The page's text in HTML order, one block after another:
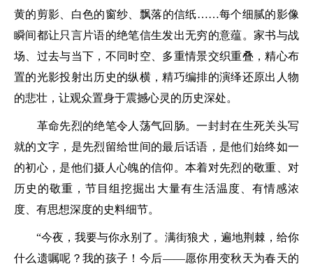
黄的剪影、白色的窗纱、飘落的信纸……每个细腻的影像
瞬间都让只言片语的绝笔信生发出无穷的意蕴。家书与战
场、过去与当下，不同时空、多重情景交织重叠，精心布
置的光影投射出历史的纵横，精巧编排的演绎还原出人物
的悲壮，让观众置身于震撼心灵的历史深处。
革命先烈的绝笔令人荡气回肠。一封封在生死关头写
就的文字，是先烈留给世间的最后话语，是他们始终如一
的初心，是他们摄人心魄的信仰。本着对先烈的敬重、对
历史的敬重，节目组挖掘出大量有生活温度、有情感浓
度、有思想深度的史料细节。
“今夜，我要与你永别了。满街狼犬，遍地荆棘，给你
什么遗嘱呢？我的孩子！今后——愿你用变秋天为春天的